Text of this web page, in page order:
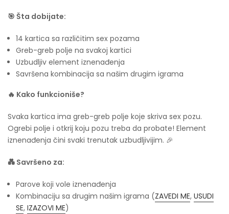
🎯 Šta dobijate:
14 kartica sa različitim sex pozama
Greb-greb polje na svakoj kartici
Uzbudljiv element iznenađenja
Savršena kombinacija sa našim drugim igrama
🔥 Kako funkcioniše?
Svaka kartica ima greb-greb polje koje skriva sex pozu.
Ogrebi polje i otkrij koju pozu treba da probate! Element
iznenađenja čini svaki trenutak uzbudljivijim. 🎉
💑 Savršeno za:
Parove koji vole iznenađenja
Kombinaciju sa drugim našim igrama (ZAVEDI ME, USUDI
SE, IZAZOVI ME)